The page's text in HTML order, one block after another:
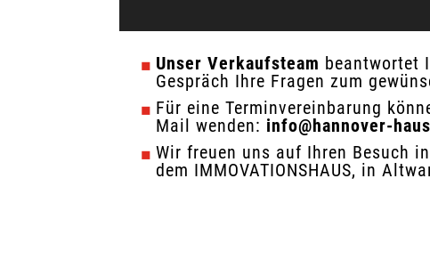
Unser Verkaufsteam beantwortet
Gespräch Ihre Fragen zum
Für eine Terminvereinbarung
Mail wenden: info@hannover-
Wir freuen uns auf Ihren Besuch
dem IMMOVATIONSHAUS, in